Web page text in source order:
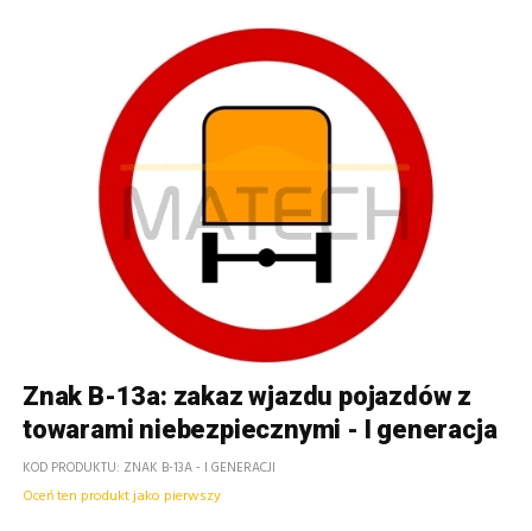
Znak B-13a: zakaz wjazdu pojazdów z
towarami niebezpiecznymi - I generacja
KOD PRODUKTU ZNAK B-13A - I GENERACJI
Oceń ten produkt jako pierwszy